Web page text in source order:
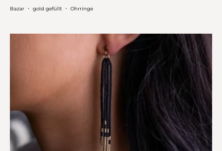
Bazar ・ gold gefüllt ・ Ohrringe